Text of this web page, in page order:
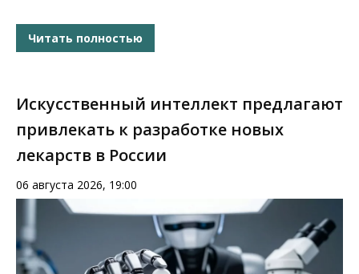
Читать полностью
Искусственный интеллект предлагают
привлекать к разработке новых
лекарств в России
06 августа 2026, 19:00